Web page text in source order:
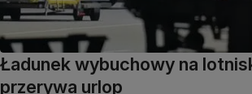
Ładunek wybuchowy na
przerywa urlop